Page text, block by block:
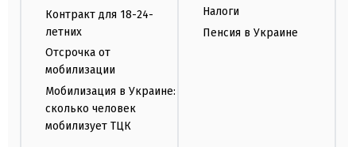
Контракт для 18-24-
летних
Отсрочка от
мобилизации
Мобилизация в Украине:
сколько человек
мобилизует ТЦК
Налоги
Пенсия в Украине